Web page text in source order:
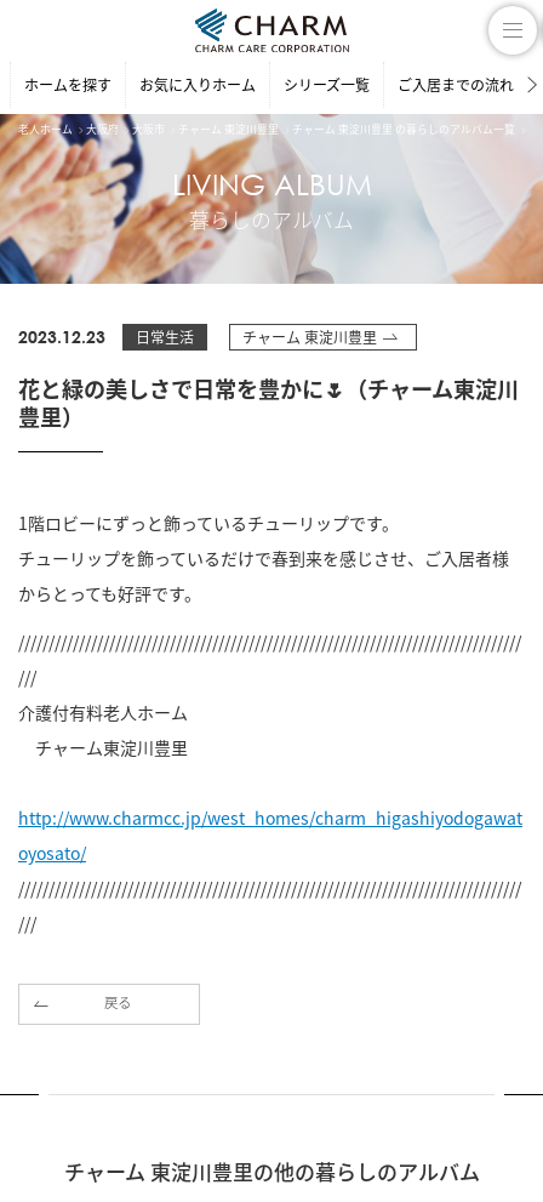
ホームを探す お気に入りホーム シリーズ一覧 ご入居までの流れ
老人ホーム 大阪府 大阪市 チャーム 東淀川豊里 チャーム 東淀川豊里 の暮らしのアルバム一覧
LIVING ALBUM
暮らしのアルバム
2023.12.23 日常生活 チャーム 東淀川豊里
花と緑の美しさで日常を豊かに🌷（チャーム東淀川
豊里）
1階ロビーにずっと飾っているチューリップです。
チューリップを飾っているだけで春到来を感じさせ、ご入居者様
からとっても好評です。
///////////////////////////////////////////////////////////////////////////////////
///
介護付有料老人ホーム
チャーム東淀川豊里
http://www.charmcc.jp/west_homes/charm_higashiyodogawat
oyosato/
///////////////////////////////////////////////////////////////////////////////////
///
戻る
チャーム 東淀川豊里の他の暮らしのアルバム